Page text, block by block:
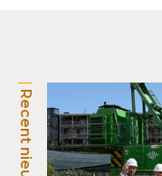
Recent nieuws